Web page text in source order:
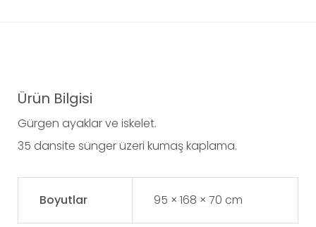
Ürün Bilgisi
Gürgen ayaklar ve iskelet.
35 dansite sünger üzeri kumaş kaplama.
Boyutlar 95 × 168 × 70 cm